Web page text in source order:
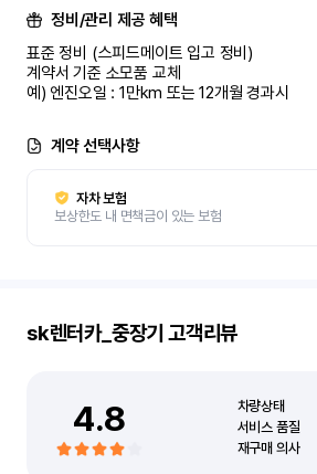
정비/관리 제공 혜택
표준 정비 (스피드메이트 입고 정비)
계약서 기준 소모품 교체
예) 엔진오일 : 1만km 또는 12개월 경과시
계약 선택사항
자차 보험
보상한도 내 면책금이 있는 보험
sk렌터카_중장기 고객리뷰
4.8 차량상태
서비스 품질
재구매 의사